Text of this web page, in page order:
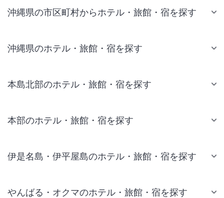
沖縄県の市区町村からホテル・旅館・宿を探す
沖縄県のホテル・旅館・宿を探す
本島北部のホテル・旅館・宿を探す
本部のホテル・旅館・宿を探す
伊是名島・伊平屋島のホテル・旅館・宿を探す
やんばる・オクマのホテル・旅館・宿を探す